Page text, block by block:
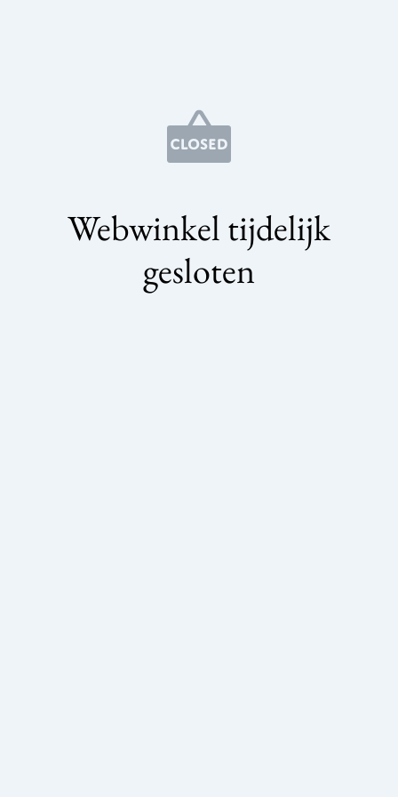
Webwinkel tijdelijk
gesloten